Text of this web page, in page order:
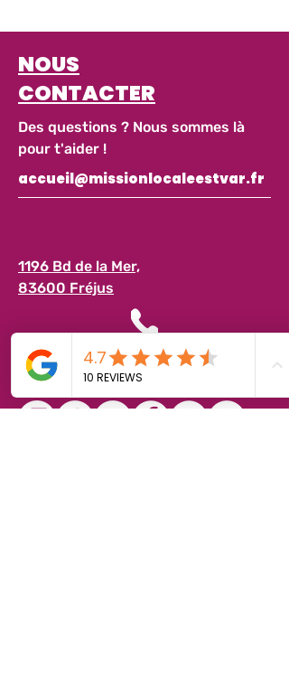
NOUS
CONTACTER
Des questions ? Nous sommes là
pour t'aider !
accueil@missionlocaleestvar.fr
1196 Bd de la Mer,
83600 Fréjus
04 94 17 63 63